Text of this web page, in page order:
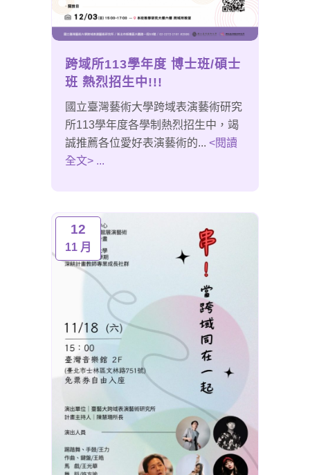
跨域所113學年度 博士班/碩士
班 熱烈招生中!!!
國立臺灣藝術大學跨域表演藝術研究
所113學年度各學制熱烈招生中，竭
誠推薦各位愛好表演藝術的... <閱讀
全文> ...
12
11 月